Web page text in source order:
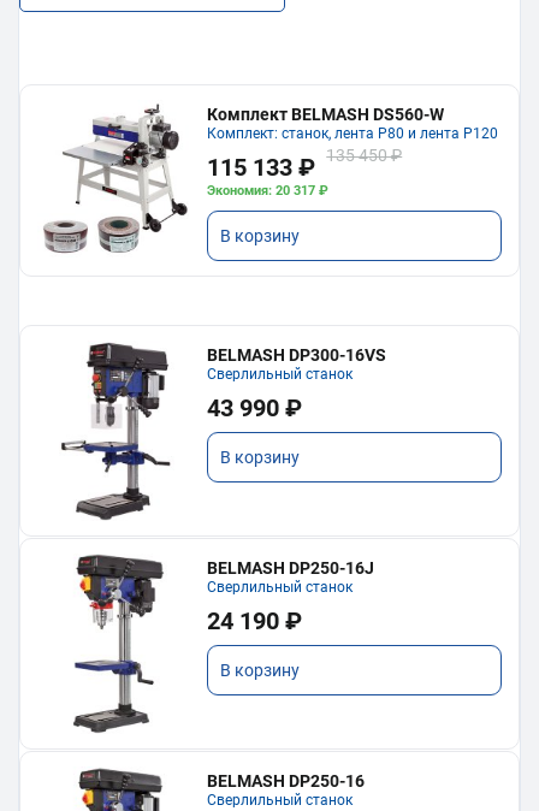
Комплект BELMASH DS560-W
Комплект: станок, лента P80 и лента P120
115 133 ₽ 135 450 ₽
Экономия: 20 317 ₽
В корзину
BELMASH DP300-16VS
Сверлильный станок
43 990 ₽
В корзину
BELMASH DP250-16J
Сверлильный станок
24 190 ₽
В корзину
BELMASH DP250-16
Сверлильный станок